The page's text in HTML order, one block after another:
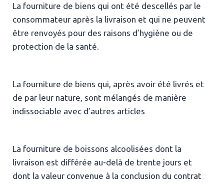
La fourniture de biens qui ont été descellés par le
consommateur après la livraison et qui ne peuvent
être renvoyés pour des raisons d’hygiène ou de
protection de la santé.
La fourniture de biens qui, après avoir été livrés et
de par leur nature, sont mélangés de manière
indissociable avec d’autres articles
La fourniture de boissons alcoolisées dont la
livraison est différée au-delà de trente jours et
dont la valeur convenue à la conclusion du contrat